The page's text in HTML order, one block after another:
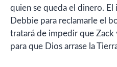
quien se queda el dinero.
Debbie para reclamarle el
tratará de impedir que Zack
para que Dios arrase la